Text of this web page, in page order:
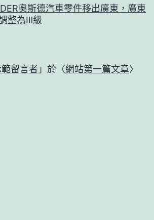
奧斯德汽車零件移出廣東，廣東
整為Ⅲ級
留言者 」於〈網站第一篇文章〉